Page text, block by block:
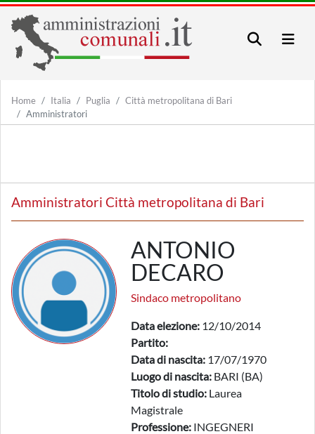
Home Italia Puglia
Città metropolitana di Bari
Amministratori
Amministratori Città metropolitana di Bari
ANTONIO
DECARO
Sindaco metropolitano
Data elezione: 12/10/2014
Partito:
Data di nascita: 17/07/1970
Luogo di nascita: BARI (BA)
Titolo di studio: Laurea
Magistrale
Professione: INGEGNERI